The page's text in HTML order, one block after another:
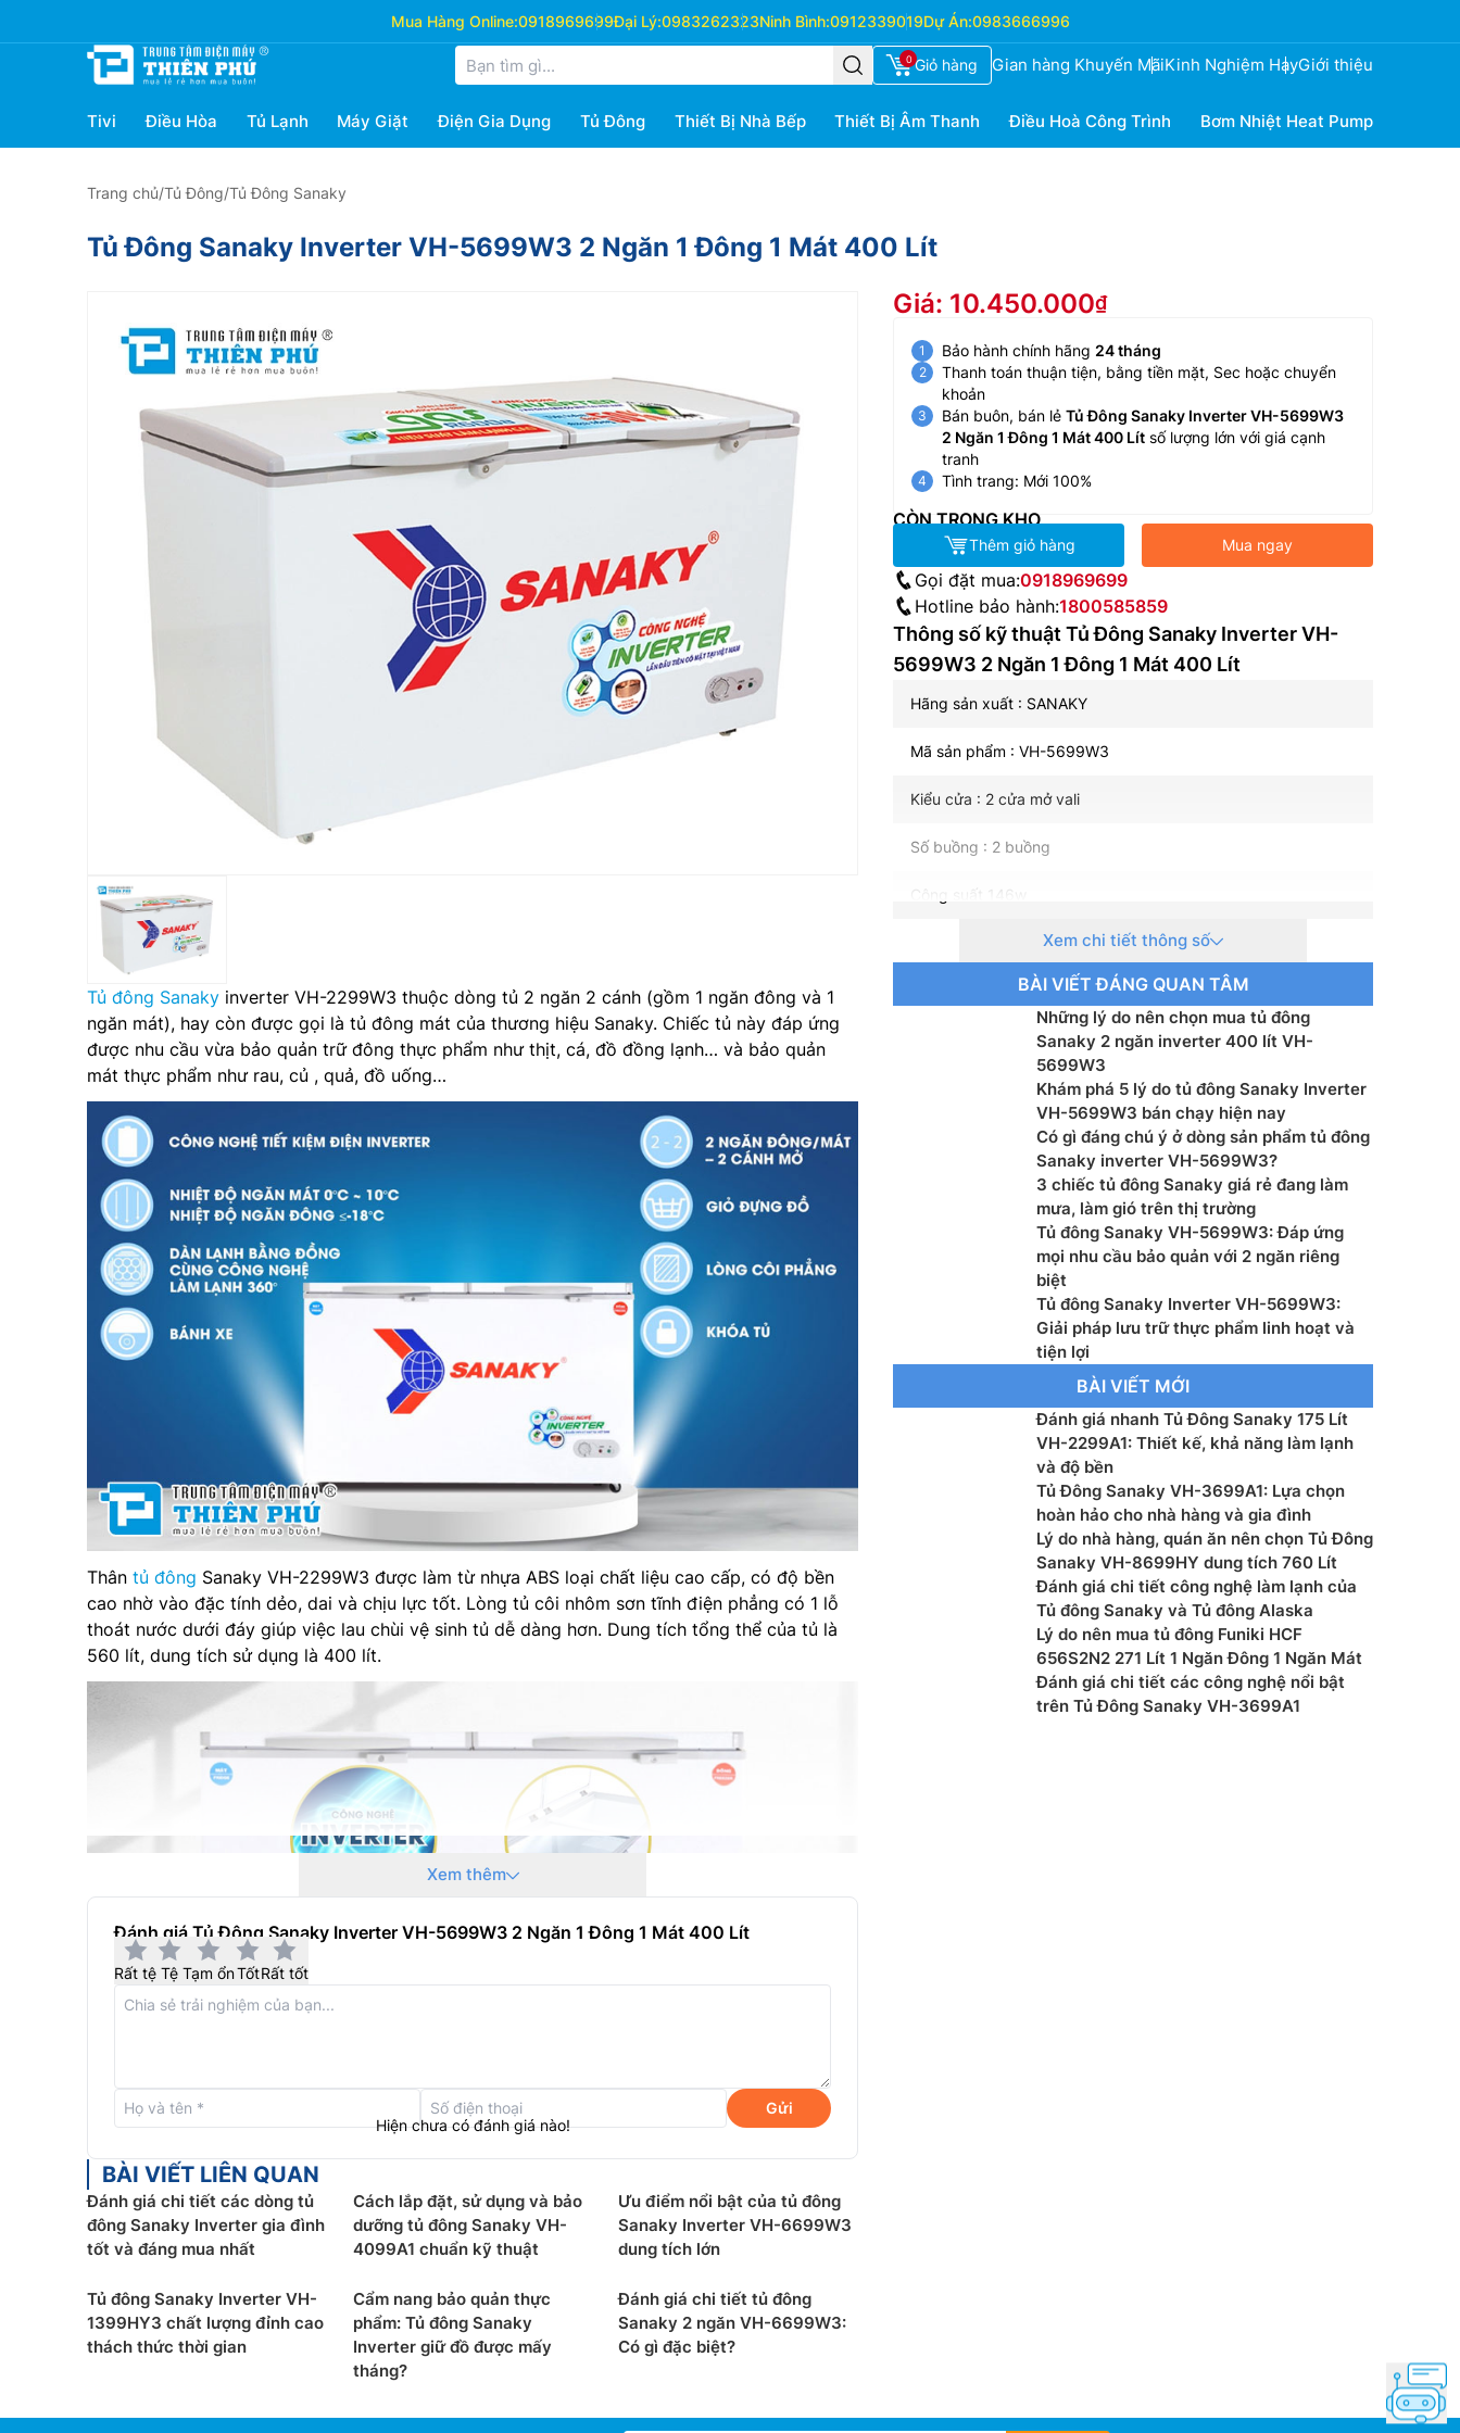
Mua Hàng Online:0918969699Đại Lý:0983262323Ninh Bình:0912339019Dự Án:0983666996
0 Giỏ hàng Gian hàng Khuyến MãiKinh Nghiệm HayGiới thiệu
Tivi Điều Hòa Tủ Lạnh Máy Giặt Điện Gia Dụng Tủ Đông Thiết Bị Nhà Bếp Thiết Bị Âm Thanh Điều Hoà Công Trình Bơm Nhiệt Heat Pump
Trang chủ/Tủ Đông/Tủ Đông Sanaky
Tủ Đông Sanaky Inverter VH-5699W3 2 Ngăn 1 Đông 1 Mát 400 Lít
Tủ đông Sanaky inverter VH-2299W3 thuộc dòng tủ 2 ngăn 2 cánh (gồm 1 ngăn đông và 1
ngăn mát), hay còn được gọi là tủ đông mát của thương hiệu Sanaky. Chiếc tủ này đáp ứng
được nhu cầu vừa bảo quản trữ đông thực phẩm như thịt, cá, đồ đồng lạnh… và bảo quản
mát thực phẩm như rau, củ , quả, đồ uống…
Thân tủ đông Sanaky VH-2299W3 được làm từ nhựa ABS loại chất liệu cao cấp, có độ bền
cao nhờ vào đặc tính dẻo, dai và chịu lực tốt. Lòng tủ côi nhôm sơn tĩnh điện phẳng có 1 lỗ
thoát nước dưới đáy giúp việc lau chùi vệ sinh tủ dễ dàng hơn. Dung tích tổng thể của tủ là
560 lít, dung tích sử dụng là 400 lít.
Tủ đông Sanaky 2 ngănVH-2299W3 sử dụng dàn lạnh bằng đồng cho hiệu suất làm lạnh
nhanh và sâu hơn so với dàn nhôm. Kết hợp quạt đảo nhiệt giúp hơi lạnh ổn định và đều khắp
bên trong tủ.
Nút điều chỉnh nhiệt độ của tủ đông hãng Sanaky được thiết kế bên ngoài thân tủ, tiện lợi
giúp việc di chuyển tủ dễ dàng hơn mà không tốn sức.
Xem thêm
Đánh giá Tủ Đông Sanaky Inverter VH-5699W3 2 Ngăn 1 Đông 1 Mát 400 Lít
Rất tệ Tệ Tạm ổnTốtRất tốt
Gửi
Hiện chưa có đánh giá nào!
BÀI VIẾT LIÊN QUAN
Đánh giá chi tiết các dòng tủ
đông Sanaky Inverter gia đình
tốt và đáng mua nhất
Cách lắp đặt, sử dụng và bảo
dưỡng tủ đông Sanaky VH-
4099A1 chuẩn kỹ thuật
Ưu điểm nổi bật của tủ đông
Sanaky Inverter VH-6699W3
dung tích lớn
Tủ đông Sanaky Inverter VH-
1399HY3 chất lượng đỉnh cao
thách thức thời gian
Cẩm nang bảo quản thực
phẩm: Tủ đông Sanaky
Inverter giữ đồ được mấy
tháng?
Đánh giá chi tiết tủ đông
Sanaky 2 ngăn VH-6699W3:
Có gì đặc biệt?
Giá: 10.450.000
Bảo hành chính hãng 24 tháng
Thanh toán thuận tiện, bằng tiền mặt, Sec hoặc chuyển
khoản
Bán buôn, bán lẻ Tủ Đông Sanaky Inverter VH-5699W3
2 Ngăn 1 Đông 1 Mát 400 Lít số lượng lớn với giá cạnh
tranh
Tình trang: Mới 100%
CÒN TRONG KHO
Thêm giỏ hàng Mua ngay
Gọi đặt mua:0918969699
Hotline bảo hành:1800585859
Thông số kỹ thuật Tủ Đông Sanaky Inverter VH-
5699W3 2 Ngăn 1 Đông 1 Mát 400 Lít
Hãng sản xuất : SANAKY
Mã sản phẩm : VH-5699W3
Kiểu cửa : 2 cửa mở vali
Số buồng : 2 buồng
Công suất 146w
C –> (-18 C)
Chức năng : – Làm lạnh
Đặc điểm chính : – Bánh xe chịu lực dễ di chuyển
Điện áp : 220-240V/50Hz
Kích thước tủ (mm) : 1357x761x887 (mm)
Kích thước bao bì (mm): 1430x805x995 (mm)
Trọng lượng tịnh: 65 (Kg)
Trọng lượng tổng: 76 (Kg)
Bảo hành: 24 tháng
Xem chi tiết thông số
BÀI VIẾT ĐÁNG QUAN TÂM
Những lý do nên chọn mua tủ đông
Sanaky 2 ngăn inverter 400 lít VH-
5699W3
Khám phá 5 lý do tủ đông Sanaky Inverter
VH-5699W3 bán chạy hiện nay
Có gì đáng chú ý ở dòng sản phẩm tủ đông
Sanaky inverter VH-5699W3?
3 chiếc tủ đông Sanaky giá rẻ đang làm
mưa, làm gió trên thị trường
Tủ đông Sanaky VH-5699W3: Đáp ứng
mọi nhu cầu bảo quản với 2 ngăn riêng
biệt
Tủ đông Sanaky Inverter VH-5699W3:
Giải pháp lưu trữ thực phẩm linh hoạt và
tiện lợi
BÀI VIẾT MỚI
Đánh giá nhanh Tủ Đông Sanaky 175 Lít
VH-2299A1: Thiết kế, khả năng làm lạnh
và độ bền
Tủ Đông Sanaky VH-3699A1: Lựa chọn
hoàn hảo cho nhà hàng và gia đình
Lý do nhà hàng, quán ăn nên chọn Tủ Đông
Sanaky VH-8699HY dung tích 760 Lít
Đánh giá chi tiết công nghệ làm lạnh của
Tủ đông Sanaky và Tủ đông Alaska
Lý do nên mua tủ đông Funiki HCF
656S2N2 271 Lít 1 Ngăn Đông 1 Ngăn Mát
Đánh giá chi tiết các công nghệ nổi bật
trên Tủ Đông Sanaky VH-3699A1